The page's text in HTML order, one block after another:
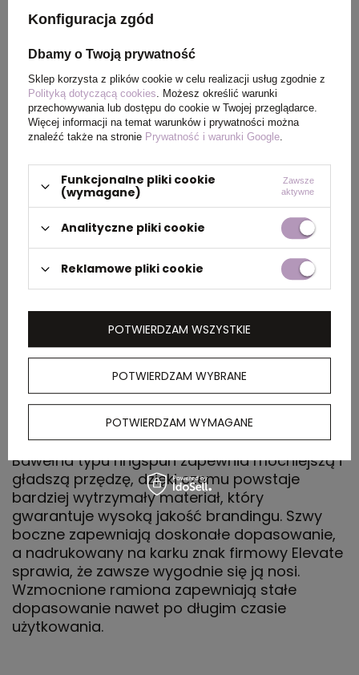
niebieski
PAKOWANIE
Wymiary
kartonu
zewnętrznego
38 x 51 x 18 cm,39 x 58 x
23 cm
Waga
kartonu
zewnętrznego
9 kg,12 kg
OPIS
wykonany z bawełny o gramaturze 160 g/m2
jest idealny na każdą okazję i stanowi
wygodny dodatek do każdej garderoby.
Bawełna typu ringspun zapewnia mocniejszą i
gładszą przędzę, dzięki czemu powstaje
bardziej wytrzymały materiał, który
gwarantuje wysoką jakość brandingu. Szwy
boczne zapewniają doskonałe dopasowanie,
a nadrukowany na karku znak firmowy Elevate
sprawia, że zawsze wygodnie się ją nosi.
Wzmocnione ramiona zapewniają stałe
dopasowanie nawet po długim czasie
użytkowania.
Konfiguracja zgód
Dbamy o Twoją prywatność
Sklep korzysta z plików cookie w celu realizacji usług zgodnie z
Polityką dotyczącą cookies. Możesz określić warunki
przechowywania lub dostępu do cookie w Twojej przeglądarce.
Więcej informacji na temat warunków i prywatności można
znaleźć także na stronie Prywatność i warunki Google.
Funkcjonalne pliki cookie
(wymagane)
Zawsze
aktywne
Analityczne pliki cookie
Reklamowe pliki cookie
POTWIERDZAM WYBRANE
POTWIERDZAM WYMAGANE
POTWIERDZAM WSZYSTKIE